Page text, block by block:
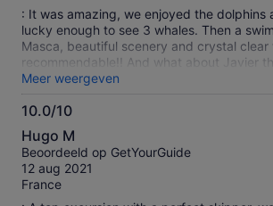
: It was amazing, we enjoyed the dolphins
lucky enough to see 3 whales. Then a
Masca, beautiful scenery and crystal clear
recommendable!! And what about Javier
friendly, careful, detailed and an expert in
and in explaining everything in detail.
visit Tenerife.
Meer weergeven
10.0/10
10.0
van
10
Hugo M
Beoordeeld op GetYourGuide
12 aug 2021
France